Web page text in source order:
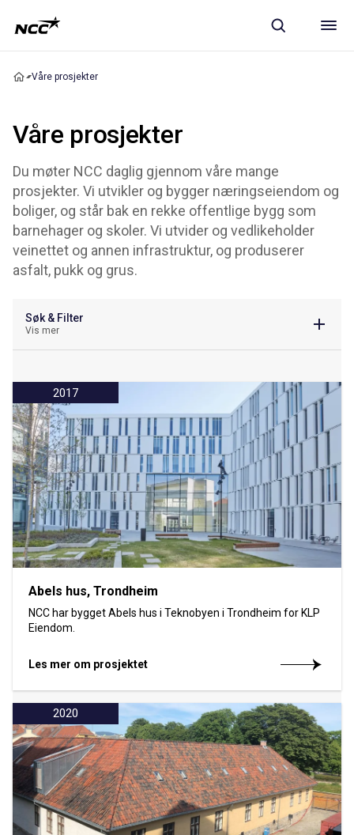
Våre prosjekter
Våre prosjekter
Du møter NCC daglig gjennom våre mange
prosjekter. Vi utvikler og bygger næringseiendom og
boliger, og står bak en rekke offentlige bygg som
barnehager og skoler. Vi utvider og vedlikeholder
veinettet og annen infrastruktur, og produserer
asfalt, pukk og grus.
Søk & Filter
Vis mer
2017
Abels hus, Trondheim
NCC har bygget Abels hus i Teknobyen i Trondheim for KLP
Eiendom.
Les mer om prosjektet
2020